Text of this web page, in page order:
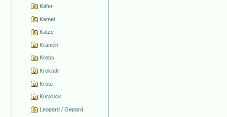
Käfer
Kamel
Katze
Kranich
Krebs
Krokodil
Kröte
Kuckuck
Leopard / Gepard